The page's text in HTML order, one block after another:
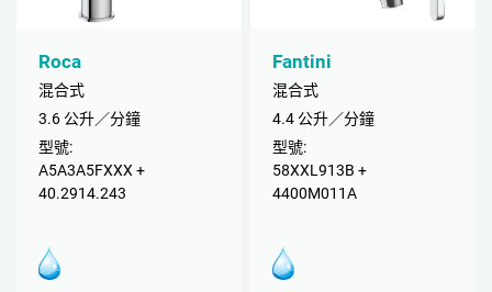
Roca
混合式
3.6 公升／分鐘
型號:
A5A3A5FXXX +
40.2914.243
Fantini
混合式
4.4 公升／分鐘
型號:
58XXL913B +
4400M011A